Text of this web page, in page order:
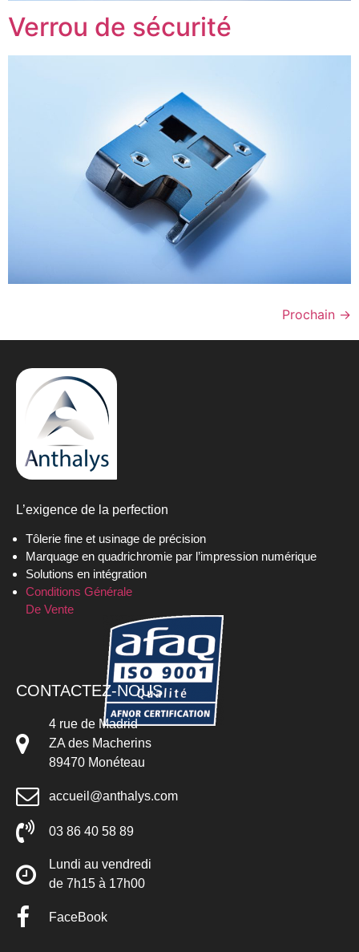
Verrou de sécurité
Prochain →
L’exigence de la perfection
Tôlerie fine et usinage de précision
Marquage en quadrichromie par l’impression numérique
Solutions en intégration
Conditions Générale
De Vente
CONTACTEZ-NOUS
4 rue de Madrid
ZA des Macherins
89470 Monéteau
accueil@anthalys.com
03 86 40 58 89
Lundi au vendredi
de 7h15 à 17h00
FaceBook